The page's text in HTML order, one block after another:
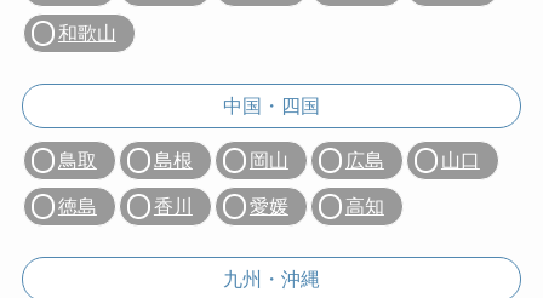
和歌山
中国・四国
鳥取 島根 岡山 広島 山口
徳島 香川 愛媛 高知
九州・沖縄